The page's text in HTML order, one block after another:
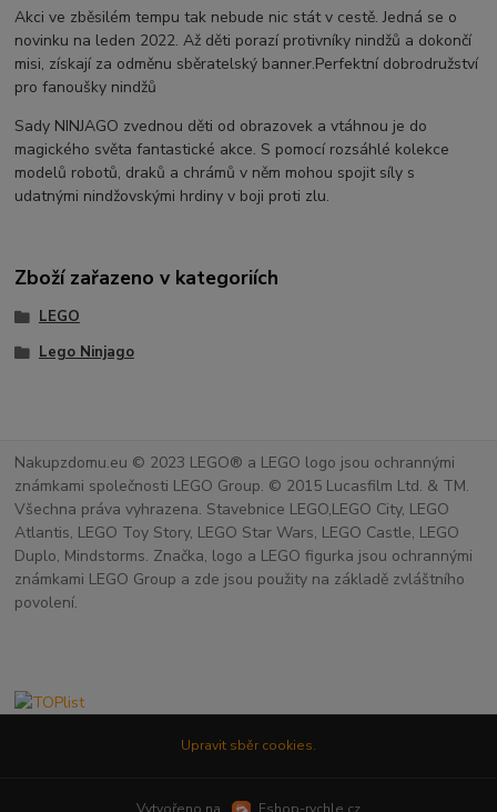
Akci ve zběsilém tempu tak nebude nic stát v cestě. Jedná se o
novinku na leden 2022. Až děti porazí protivníky nindžů a dokončí
misi, získají za odměnu sběratelský banner.Perfektní dobrodružství
pro fanoušky nindžů
Sady NINJAGO zvednou děti od obrazovek a vtáhnou je do
magického světa fantastické akce. S pomocí rozsáhlé kolekce
modelů robotů, draků a chrámů v něm mohou spojit síly s
udatnými nindžovskými hrdiny v boji proti zlu.
Zboží zařazeno v kategoriích
LEGO
Lego Ninjago
Nakupzdomu.eu © 2023 LEGO® a LEGO logo jsou ochrannými
známkami společnosti LEGO Group. © 2015 Lucasfilm Ltd. & TM.
Všechna práva vyhrazena. Stavebnice LEGO,LEGO City, LEGO
Atlantis, LEGO Toy Story, LEGO Star Wars, LEGO Castle, LEGO
Duplo, Mindstorms. Značka, logo a LEGO figurka jsou ochrannými
známkami LEGO Group a zde jsou použity na základě zvláštního
povolení.
Upravit sběr cookies.